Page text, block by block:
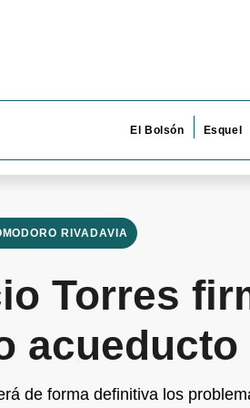
El Bolsón Esquel
RIVADAVIA
Torres
de forma definitiva los